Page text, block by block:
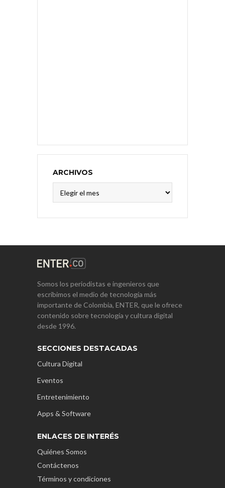
ARCHIVOS
Somos los periodistas e ingenieros que
escribimos el medio de tecnología más
importante de Colombia, ENTER, que le ofrece
contenido sobre tecnología y cultura digital
desde 1996.
SECCIONES DESTACADAS
Cultura Digital
Eventos
Entretenimiento
Apps & Software
ENLACES DE INTERÉS
Quiénes Somos
Contáctenos
Términos y condiciones